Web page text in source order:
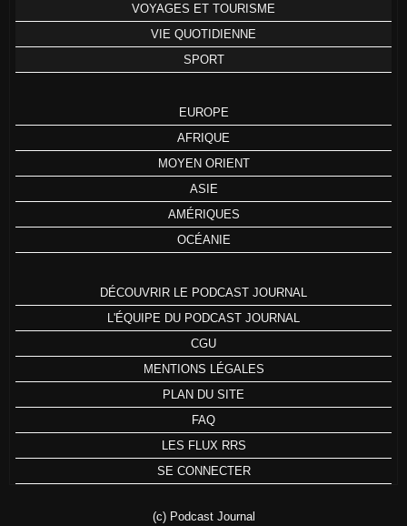
VOYAGES ET TOURISME
VIE QUOTIDIENNE
SPORT
EUROPE
AFRIQUE
MOYEN ORIENT
ASIE
AMÉRIQUES
OCÉANIE
DÉCOUVRIR LE PODCAST JOURNAL
L'ÉQUIPE DU PODCAST JOURNAL
CGU
MENTIONS LÉGALES
PLAN DU SITE
FAQ
LES FLUX RRS
SE CONNECTER
(c) Podcast Journal